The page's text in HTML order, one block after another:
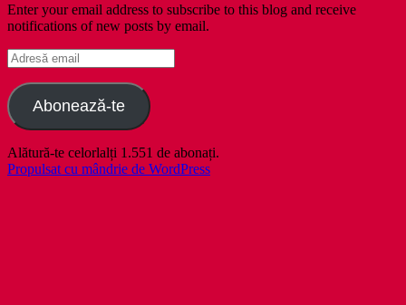
Enter your email address to subscribe to this blog and receive
notifications of new posts by email.
Adresă
email
Abonează-te
Alătură-te celorlalți 1.551 de abonați.
Propulsat cu mândrie de WordPress